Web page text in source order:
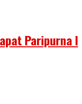
Paripurna I